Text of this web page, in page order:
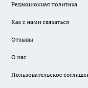
Редакционная политика
Как с нами связаться
Отзывы
О нас
Пользовательское